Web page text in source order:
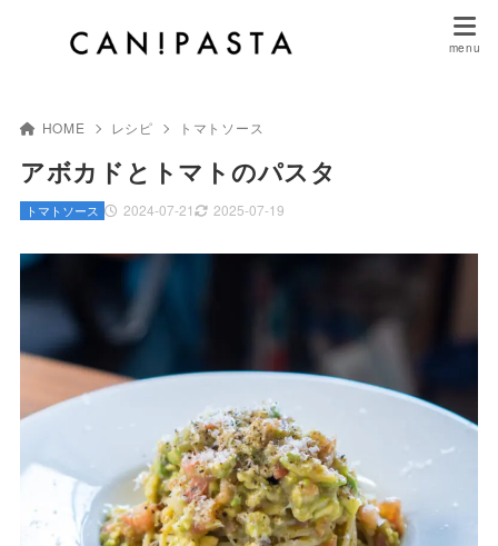
HOME レシピ トマトソース
アボカドとトマトのパスタ
2024-07-21 2025-07-19
トマトソース